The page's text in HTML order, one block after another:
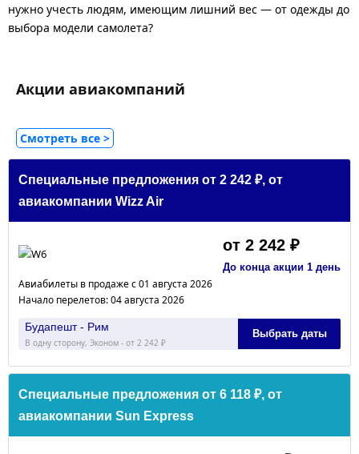
нужно учесть людям, имеющим лишний вес — от одежды до
выбора модели самолета?
Акции авиакомпаний
Cмотреть все >
Специальные предложения от 2 242 ₽, от
авиакомпании Wizz Air
от 2 242 ₽
До конца акции 1 день
Авиабилеты в продаже с 01 августа 2026
Начало перелетов: 04 августа 2026
Будапешт - Рим
В одну сторону, Эконом - от 2 242 ₽
Выбрать даты
Специальные предложения от 6 118 ₽, от
авиакомпании Sun Express